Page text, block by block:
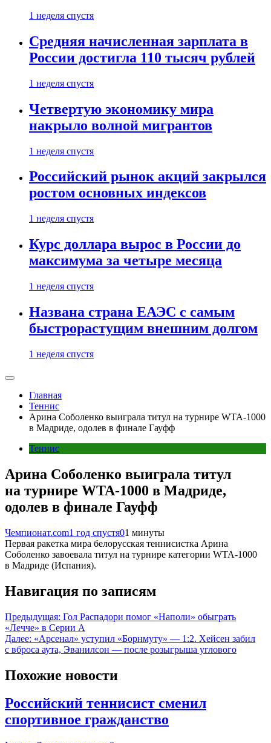
1 неделя спустя
Средняя начисленная зарплата в
России достигла 110 тысяч рублей
1 неделя спустя
Четвертую экономику мира
накрыло волной мигрантов
1 неделя спустя
Российский рынок акций закрылся
ростом основных индексов
1 неделя спустя
Курс доллара вырос в России до
максимума за четыре месяца
1 неделя спустя
Названа страна ЕАЭС с самым
быстрорастущим внешним долгом
1 неделя спустя
Главная
Теннис
Арина Соболенко выиграла титул на турнире WTA-1000
в Мадриде, одолев в финале Гауфф
Теннис
Арина Соболенко выиграла титул
на турнире WTA-1000 в Мадриде,
одолев в финале Гауфф
Чемпионат.com1 год спустя01 минуты
Первая ракетка мира белорусская теннисистка Арина
Соболенко завоевала титул на турнире категории WTA-1000
в Мадриде (Испания).
Навигация по записям
Предыдущая: Гол Распадори помог «Наполи» обыграть
«Лечче» в Серии А
Далее: «Арсенал» уступил «Борнмуту» — 1:2. Хейсен забил
с вброса аута, Эванилсон — после розыгрыша углового
Похожие новости
Российский теннисист сменил
спортивное гражданство